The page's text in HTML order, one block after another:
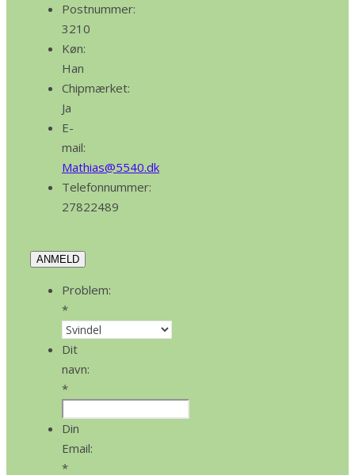
Postnummer:
3210
Køn:
Han
Chipmærket:
Ja
E-
mail:
Mathias@5540.dk
Telefonnummer:
27822489
ANMELD
Problem:
*
Dit
navn:
*
Din
Email:
*